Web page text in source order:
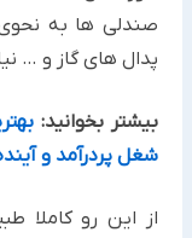
صندلی ها به
پدال های گاز و …
بیشتر بخوانید:
شغل پردرآمد و
از این رو کاملا